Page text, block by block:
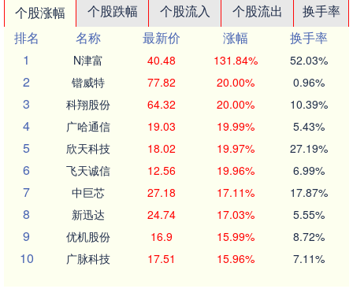
个股涨幅 个股跌幅 个股流入 个股流出
换手率
排名
名称 最新价 涨幅
换手率
1
N津富 40.48 131.84% 52.03%
2 锴威特 77.82 20.00% 0.96%
3 科翔股份 64.32 20.00% 10.39%
4 广哈通信 19.03 19.99% 5.43%
5 欣天科技 18.02 19.97% 27.19%
6 飞天诚信 12.56 19.96% 6.99%
7 中巨芯 27.18 17.11% 17.87%
8 新迅达 24.74 17.03% 5.55%
9 优机股份 16.9 15.99% 8.72%
10 广脉科技 17.51 15.96% 7.11%